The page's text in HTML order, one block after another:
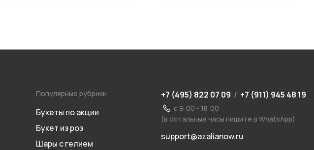
Популярные рубрики
Букеты по акции
Букет из роз
Шары с гелием
+7 (495) 822 07 09 / +7 (911) 945 48 19
с 9:00 - 18:00
(в остальные часы пишите в WhatsApp)
support@azalianow.ru